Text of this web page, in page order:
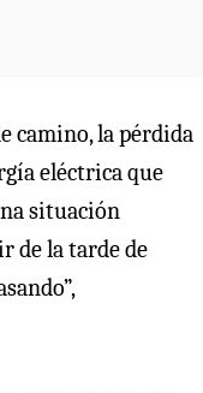
camino, la pérdida
eléctrica que
situación
de la tarde de